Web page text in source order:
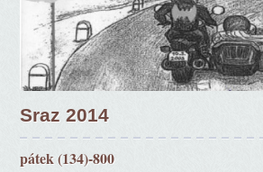
Sraz 2014
pátek (134)-800